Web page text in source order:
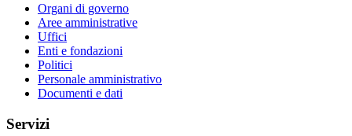
Organi di governo
Aree amministrative
Uffici
Enti e fondazioni
Politici
Personale amministrativo
Documenti e dati
Servizi